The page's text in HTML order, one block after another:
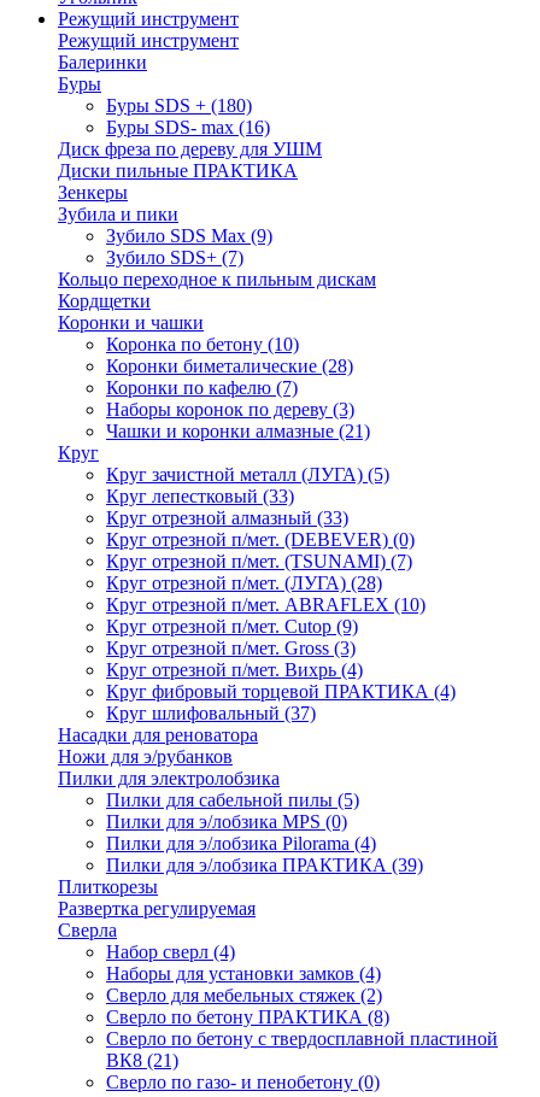
Режущий инструмент
Режущий инструмент
Балеринки
Буры
Буры SDS + (180)
Буры SDS- max (16)
Диск фреза по дереву для УШМ
Диски пильные ПРАКТИКА
Зенкеры
Зубила и пики
Зубило SDS Max (9)
Зубило SDS+ (7)
Кольцо переходное к пильным дискам
Кордщетки
Коронки и чашки
Коронка по бетону (10)
Коронки биметалические (28)
Коронки по кафелю (7)
Наборы коронок по дереву (3)
Чашки и коронки алмазные (21)
Круг
Круг зачистной металл (ЛУГА) (5)
Круг лепестковый (33)
Круг отрезной алмазный (33)
Круг отрезной п/мет. (DEBEVER) (0)
Круг отрезной п/мет. (TSUNAMI) (7)
Круг отрезной п/мет. (ЛУГА) (28)
Круг отрезной п/мет. ABRAFLEX (10)
Круг отрезной п/мет. Cutop (9)
Круг отрезной п/мет. Gross (3)
Круг отрезной п/мет. Вихрь (4)
Круг фибровый торцевой ПРАКТИКА (4)
Круг шлифовальный (37)
Насадки для реноватора
Ножи для э/рубанков
Пилки для электролобзика
Пилки для сабельной пилы (5)
Пилки для э/лобзика MPS (0)
Пилки для э/лобзика Pilorama (4)
Пилки для э/лобзика ПРАКТИКА (39)
Плиткорезы
Развертка регулируемая
Сверла
Набор сверл (4)
Наборы для установки замков (4)
Сверло для мебельных стяжек (2)
Сверло по бетону ПРАКТИКА (8)
Сверло по бетону с твердосплавной пластиной
ВК8 (21)
Сверло по газо- и пенобетону (0)